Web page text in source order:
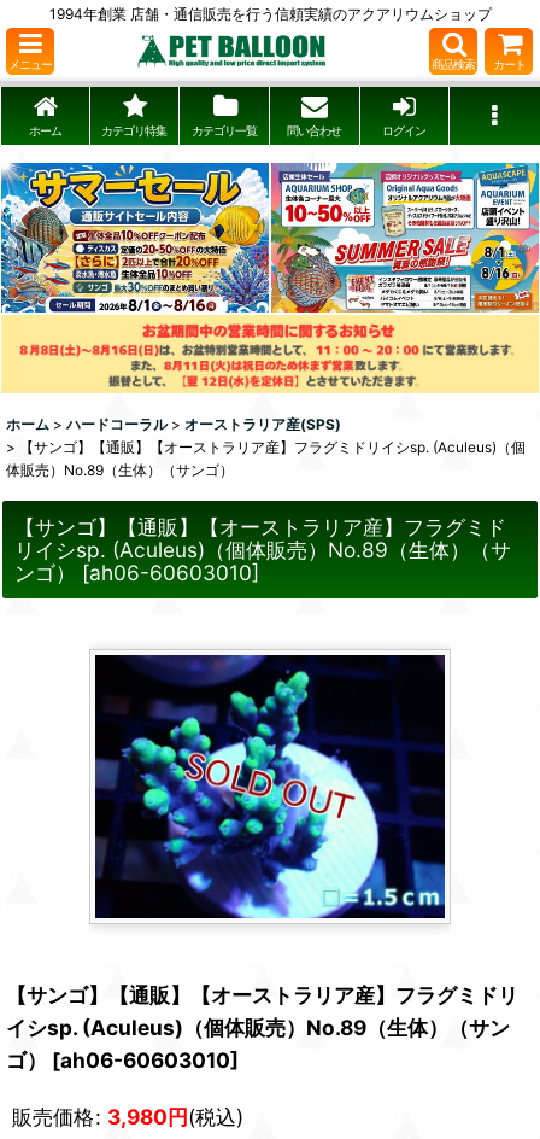
1994年創業 店舗・通信販売を行う信頼実績のアクアリウムショップ
メニュー 商品検索 カート
ホーム カテゴリ特集 カテゴリ一覧 問い合わせ ログイン
ホーム > ハードコーラル > オーストラリア産(SPS)
>
【サンゴ】【通販】【オーストラリア産】フラグミドリイシsp. (Aculeus)（個
体販売）No.89（生体）（サンゴ）
【サンゴ】【通販】【オーストラリア産】フラグミド
リイシsp. (Aculeus)（個体販売）No.89（生体）（サ
ンゴ）
[ah06-60603010]
【サンゴ】【通販】【オーストラリア産】フラグミドリ
イシsp. (Aculeus)（個体販売）No.89（生体）（サン
ゴ）
[ah06-60603010]
販売価格: 3,980円(税込)